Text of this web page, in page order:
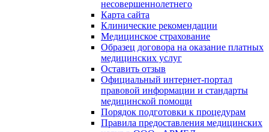
несовершеннолетнего
Карта сайта
Клинические рекомендации
Медицинское страхование
Образец договора на оказание платных
медицинских услуг
Оставить отзыв
Официальный интернет-портал
правовой информации и стандарты
медицинской помощи
Порядок подготовки к процедурам
Правила предоставления медицинских